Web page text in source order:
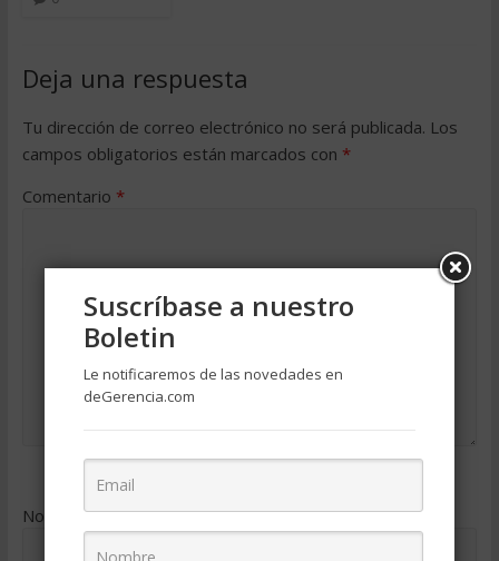
Deja una respuesta
Tu dirección de correo electrónico no será publicada. Los
campos obligatorios están marcados con *
Comentario *
Nombre*
Suscríbase a nuestro
Boletin
Le notificaremos de las novedades en
deGerencia.com